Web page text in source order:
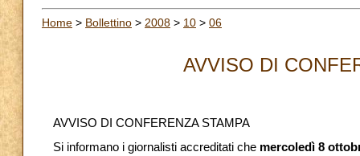
Home > Bollettino > 2008 > 10 > 06
AVVISO DI
AVVISO DI CONFERENZA STAMPA
Si informano i giornalisti accreditati che mercoledì 8